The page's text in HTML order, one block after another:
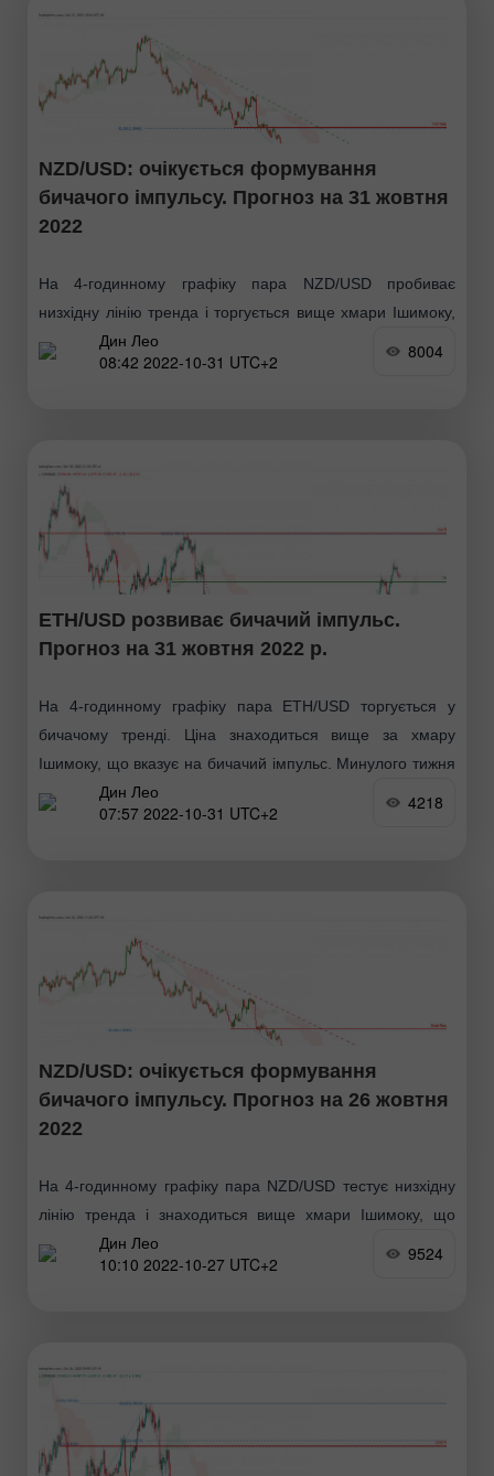
NZD/USD: очікується формування
бичачого імпульсу. Прогноз на 31 жовтня
2022
На 4-годинному графіку пара NZD/USD пробиває
низхідну лінію тренда і торгується вище хмари Ішимоку,
що вказує на бичачий імпульс. Очікується, що ціна може
зрости від 1 рівня підтримки 0.57871
Дин Лео
08:42 2022-10-31 UTC+2
8004
ETH/USD розвиває бичачий імпульс.
Прогноз на 31 жовтня 2022 р.
На 4-годинному графіку пара ETH/USD торгується у
бичачому тренді. Ціна знаходиться вище за хмару
Ішимоку, що вказує на бичачий імпульс. Минулого тижня
ціна зросла. В даний час пара торгується вище
Дин Лео
07:57 2022-10-31 UTC+2
4218
NZD/USD: очікується формування
бичачого імпульсу. Прогноз на 26 жовтня
2022
На 4-годинному графіку пара NZD/USD тестує низхідну
лінію тренда і знаходиться вище хмари Ішимоку, що
вказує на бичачий імпульс. Очікується, що ціна може
зрости до 1-го рівня опору 0.58022
Дин Лео
10:10 2022-10-27 UTC+2
9524